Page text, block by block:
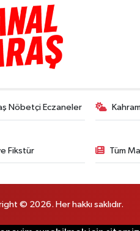
Nöbetçi Eczaneler
Fikstür Tüm
© 2026. Her hakkı saklıdır.